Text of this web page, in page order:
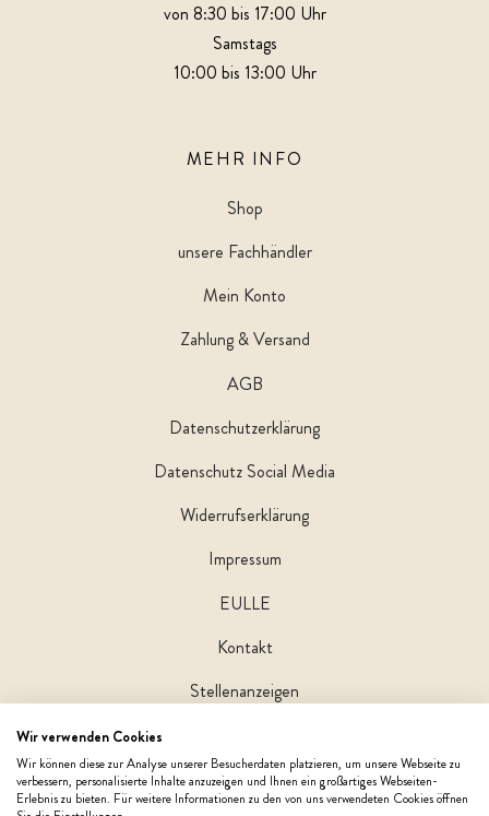
von 8:30 bis 17:00 Uhr
Samstags
10:00 bis 13:00 Uhr
MEHR INFO
Shop
unsere Fachhändler
Mein Konto
Zahlung & Versand
AGB
Datenschutzerklärung
Datenschutz Social Media
Widerrufserklärung
Impressum
EULLE
Kontakt
Stellenanzeigen
Wir verwenden Cookies
Wir können diese zur Analyse unserer Besucherdaten platzieren, um unsere Webseite zu
verbessern, personalisierte Inhalte anzuzeigen und Ihnen ein großartiges Webseiten-
Erlebnis zu bieten. Für weitere Informationen zu den von uns verwendeten Cookies öffnen